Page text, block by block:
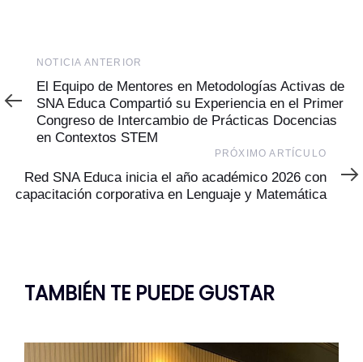
Noticia
Anterior
NOTICIA ANTERIOR
El Equipo de Mentores en Metodologías Activas de
SNA Educa Compartió su Experiencia en el Primer
Congreso de Intercambio de Prácticas Docencias
en Contextos STEM
Artículo
PRÓXIMO ARTÍCULO
Red SNA Educa inicia el año académico 2026 con
capacitación corporativa en Lenguaje y Matemática
TAMBIÉN TE PUEDE GUSTAR